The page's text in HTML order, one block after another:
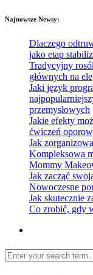
Najnowsze Newsy:
Dlaczego
jako etap
Tradycyjny
głównych na
Jaki język
przemysłowych
Jakie efekty
ćwiczeń
Jak
Kompleksowa
Mommy
Jak zacząć
Nowoczesne
Jak skutecznie
Co zrobić, gdy